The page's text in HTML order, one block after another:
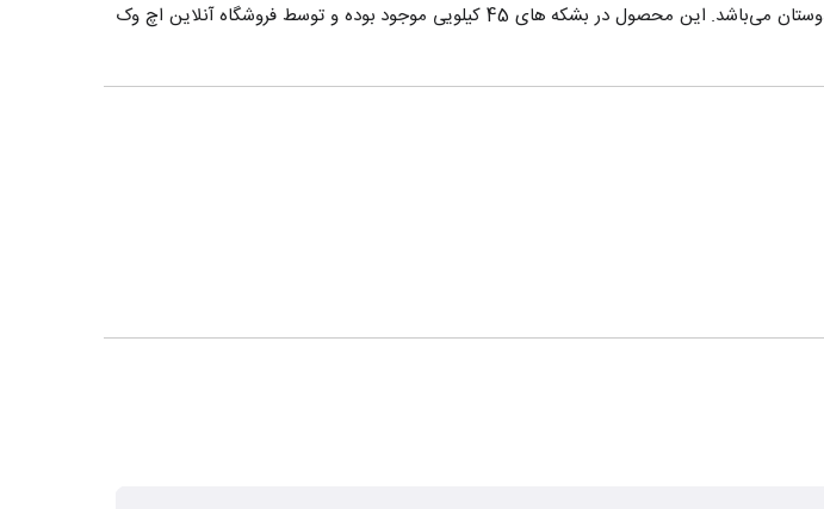
آکوافیت یکی از برندهای شناخته شده پودر کلر در بازار بوده که دارای خلوص بالا و ساخت هندوستان می‌باشد. این محصول در بشکه های 45 کیلویی موجود بوده و توسط فروشگاه آنلاین اچ وک